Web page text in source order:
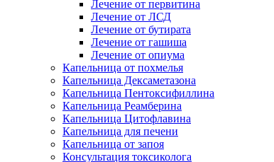
Лечение от первитина
Лечение от ЛСД
Лечение от бутирата
Лечение от гашиша
Лечение от опиума
Капельница от похмелья
Капельница Дексаметазона
Капельница Пентоксифиллина
Капельница Реамберина
Капельница Цитофлавина
Капельница для печени
Капельница от запоя
Консультация токсиколога